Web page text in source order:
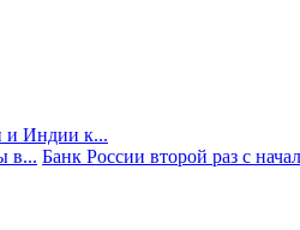
и Индии к...
в... Банк России второй раз с